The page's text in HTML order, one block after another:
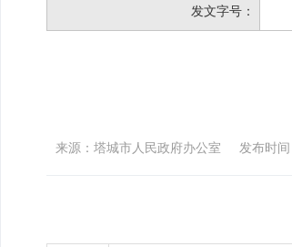
发文字号：
来源：塔城市人民政府办公室 发布时